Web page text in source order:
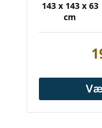
143 x 143 x 63
cm